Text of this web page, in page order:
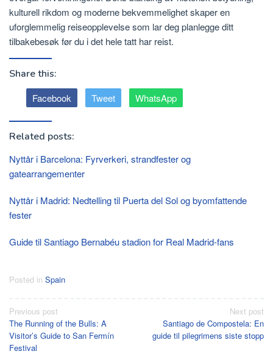
kulturell rikdom og moderne bekvemmelighet skaper en
uforglemmelig reiseopplevelse som lar deg planlegge ditt
tilbakebesøk før du i det hele tatt har reist.
Share this:
Facebook Tweet WhatsApp
Related posts:
Nyttår i Barcelona: Fyrverkeri, strandfester og
gatearrangementer
Nyttår i Madrid: Nedtelling til Puerta del Sol og byomfattende
fester
Guide til Santiago Bernabéu stadion for Real Madrid-fans
Posted in Spain
Post
navigation
Previous post
The Running of the Bulls: A
Visitor’s Guide to San Fermín
Festival
Next post
Santiago de Compostela: En
guide til pilegrimens siste stopp